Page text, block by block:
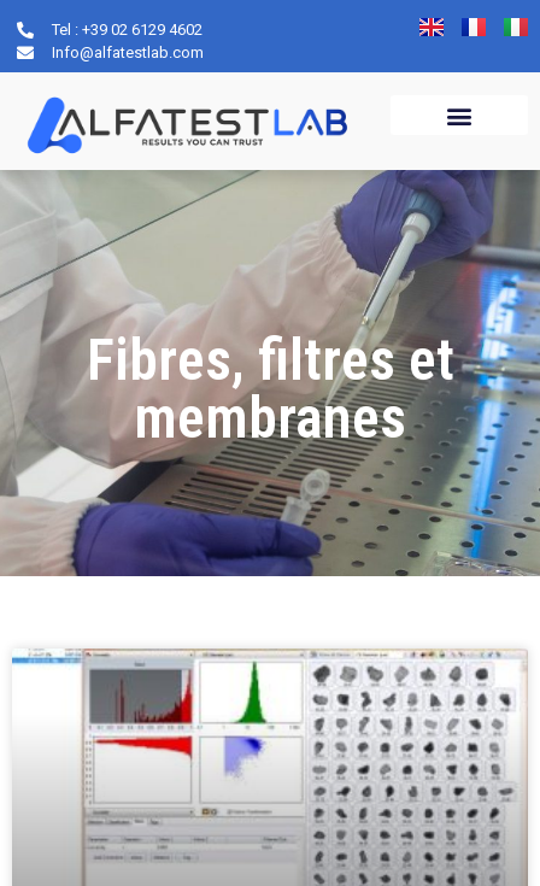
Tel : +39 02 6129 4602
Info@alfatestlab.com
Fibres, filtres et
membranes